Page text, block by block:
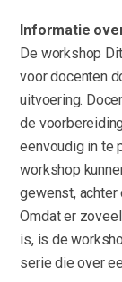
Informatie
De workshop
voor docenten
uitvoering.
de
eenvoudig in te
workshop
gewenst, achter
Omdat er
is, is de
serie die over